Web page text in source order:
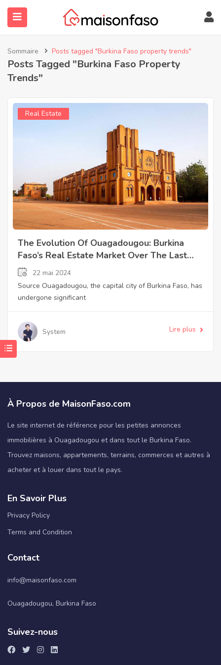
Sommaire Posts tagged "Burkina Faso property trends"
Posts Tagged "Burkina Faso Property
Trends"
Real Estate
The Evolution Of Ouagadougou: Burkina
Faso’s Real Estate Market Over The Last
Decade22 mai 2024
Source Ouagadougou, the capital city of Burkina Faso, has
undergone significant
System Lire plus
À Propos de MaisonFaso.com
Le site internet de référence pour les petites annonces
immobilières à Ouagadougou et dans tout le Burkina Faso.
Trouvez maisons, appartements, terrains, commerces et autres à
acheter et à louer dans tout le pays.
En Savoir Plus
Privacy Policy
Terms and Condition
Contact
info@maisonfaso.com
Ouagadougou, Burkina Faso
Suivez-nous